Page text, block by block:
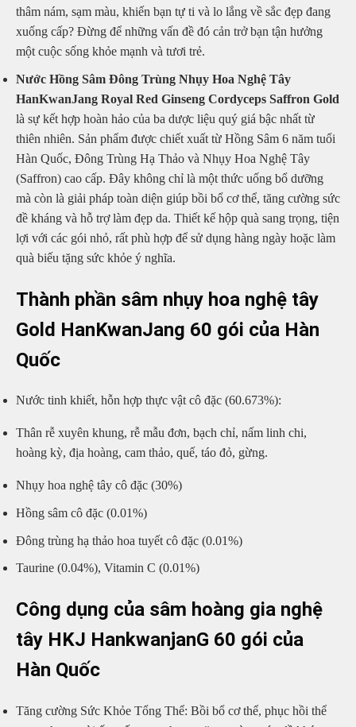
thâm nám, sạm màu, khiến bạn tự ti và lo lắng về sắc đẹp đang
xuống cấp? Đừng để những vấn đề đó cản trở bạn tận hưởng
một cuộc sống khỏe mạnh và tươi trẻ.
Nước Hồng Sâm Đông Trùng Nhụy Hoa Nghệ Tây
HanKwanJang Royal Red Ginseng Cordyceps Saffron Gold
là sự kết hợp hoàn hảo của ba dược liệu quý giá bậc nhất từ
thiên nhiên. Sản phẩm được chiết xuất từ Hồng Sâm 6 năm tuổi
Hàn Quốc, Đông Trùng Hạ Thảo và Nhụy Hoa Nghệ Tây
(Saffron) cao cấp. Đây không chỉ là một thức uống bổ dưỡng
mà còn là giải pháp toàn diện giúp bồi bổ cơ thể, tăng cường sức
đề kháng và hỗ trợ làm đẹp da. Thiết kế hộp quà sang trọng, tiện
lợi với các gói nhỏ, rất phù hợp để sử dụng hàng ngày hoặc làm
quà biếu tặng sức khỏe ý nghĩa.
Thành phần sâm nhụy hoa nghệ tây
Gold HanKwanJang 60 gói của Hàn
Quốc
Nước tinh khiết, hỗn hợp thực vật cô đặc (60.673%):
Thân rễ xuyên khung, rễ mẫu đơn, bạch chỉ, nấm linh chi,
hoàng kỳ, địa hoàng, cam thảo, quế, táo đỏ, gừng.
Nhụy hoa nghệ tây cô đặc (30%)
Hồng sâm cô đặc (0.01%)
Đông trùng hạ thảo hoa tuyết cô đặc (0.01%)
Taurine (0.04%), Vitamin C (0.01%)
Công dụng của sâm hoàng gia nghệ
tây HKJ HankwanjanG 60 gói của
Hàn Quốc
Tăng cường Sức Khỏe Tổng Thể: Bồi bổ cơ thể, phục hồi thể